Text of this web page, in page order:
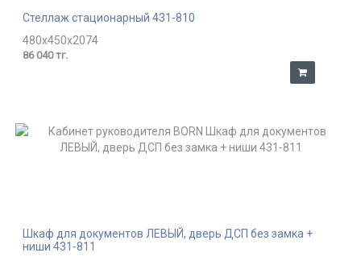
Стеллаж стационарный 431-810
480x450x2074
86 040 тг.
Шкаф для документов ЛЕВЫЙ, дверь ДСП без замка +
ниши 431-811